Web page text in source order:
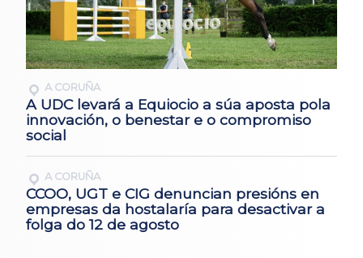
A CORUÑA
A UDC levará a Equiocio a súa aposta pola
innovación, o benestar e o compromiso
social
A CORUÑA
CCOO, UGT e CIG denuncian presións en
empresas da hostalaría para desactivar a
folga do 12 de agosto